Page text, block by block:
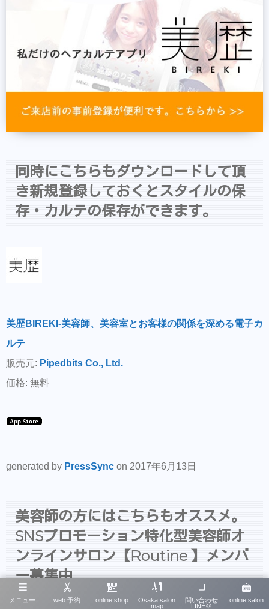
同時にこちらもダウンロードして頂
き新規登録しておくとスタイルの保
存・カルテの保存ができます。
美歴BIREKI-美容師、美容室とお客様の関係を深める電子カ
ルテ
販売元: Pipedbits Co., Ltd.
価格: 無料
generated by PressSync on 2017年6月13日
美容師の方にはこちらもオススメ。
SNSプロモーション特化型美容師オ
ンラインサロン【Routine 】メンバ
ー募集中
メニュー web 予約 online shop
Osaka salon
map
問い合わせ
LINE＠
online salon